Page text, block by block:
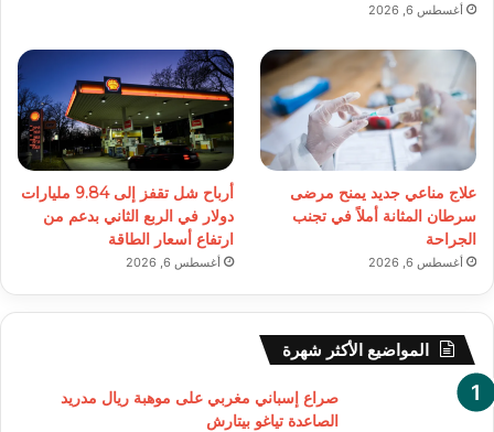
أغسطس 6, 2026
علاج مناعي جديد يمنح مرضى
سرطان المثانة أملاً في تجنب
الجراحة
أغسطس 6, 2026
أرباح شل تقفز إلى 9.84 مليارات
دولار في الربع الثاني بدعم من
ارتفاع أسعار الطاقة
أغسطس 6, 2026
المواضيع الأكثر شهرة
صراع إسباني مغربي على موهبة ريال مدريد
الصاعدة تياغو بيتارش